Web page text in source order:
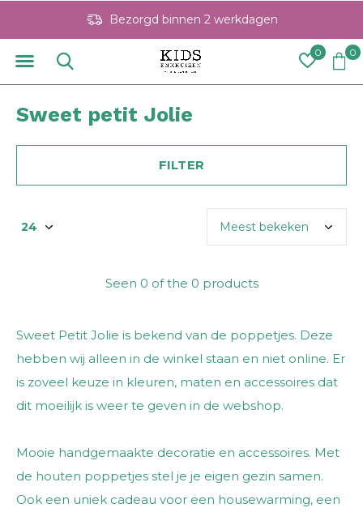
0 0
Bezorgd binnen 2 werkdagen
Sweet petit Jolie
FILTER
Seen 0 of the 0 products
Sweet Petit Jolie is bekend van de poppetjes. Deze
hebben wij alleen in de winkel staan en niet online. Er
is zoveel keuze in kleuren, maten en accessoires dat
dit moeilijk is weer te geven in de webshop.
Mooie handgemaakte decoratie en accessoires. Met
de houten poppetjes stel je je eigen gezin samen.
Ook een uniek cadeau voor een housewarming, een